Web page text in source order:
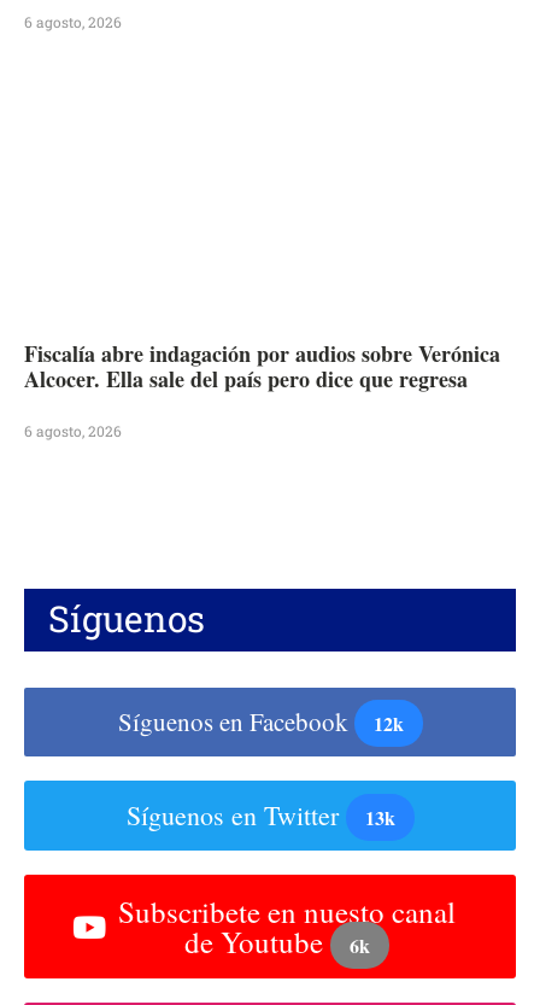
6 agosto, 2026
Fiscalía abre indagación por audios sobre Verónica
Alcocer. Ella sale del país pero dice que regresa
6 agosto, 2026
Síguenos
Síguenos en Facebook 12k
Síguenos en Twitter 13k
Subscribete en nuesto canal
de Youtube 6k